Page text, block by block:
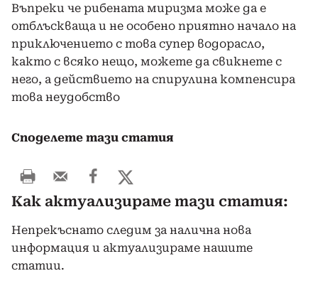
Въпреки че рибената миризма може да е
отблъскваща и не особено приятно начало на
приключението с това супер водорасло,
както с всяко нещо, можете да свикнете с
него, а действието на спирулина компенсира
това неудобство
Споделете тази статия
Как актуализираме тази статия:
Непрекъснато следим за налична нова
информация и актуализираме нашите
статии.